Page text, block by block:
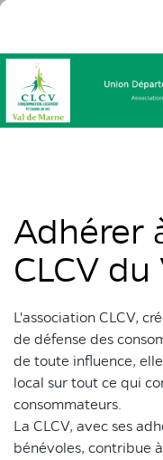
Adhérer
CLCV
L'association CLCV,
de défense des
de toute influence,
local sur tout ce qui
consommateurs.
La CLCV, avec ses
bénévoles, contribue